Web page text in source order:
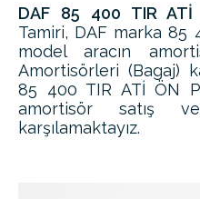
DAF 85 400 TIR ATİ
Tamiri, DAF marka 85
model aracın
Amortisörleri (Bagaj)
85 400 TIR ATİ ÖN
amortisör satış
karşılamaktayız.